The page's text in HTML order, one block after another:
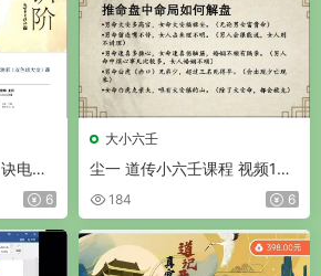
电子
6
大小六壬
尘一 道传小六壬课程 视频18
集 184 6